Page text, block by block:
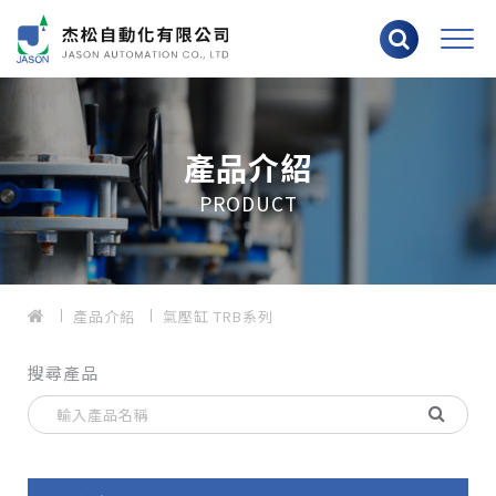
產品介紹
PRODUCT
產品介紹 氣壓缸 TRB系列
搜尋產品